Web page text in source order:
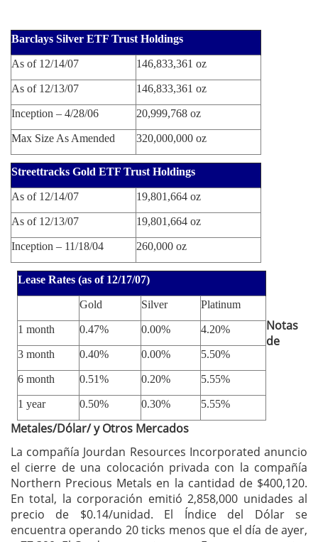
Barclays Silver ETF Trust Holdings
As of 12/14/07 146,833,361 oz
As of 12/13/07 146,833,361 oz
Inception – 4/28/06 20,999,768 oz
Max Size As Amended 320,000,000 oz
Streettracks Gold ETF Trust Holdings
As of 12/14/07 19,801,664 oz
As of 12/13/07 19,801,664 oz
Inception – 11/18/04 260,000 oz
Lease Rates (as of 12/17/07)
Gold Silver Platinum
1 month 0.47% 0.00% 4.20%
3 month 0.40% 0.00% 5.50%
6 month 0.51% 0.20% 5.55%
1 year 0.50% 0.30% 5.55%
Notas
de
Metales/Dólar/ y Otros Mercados
La compañía Jourdan Resources Incorporated anuncio
el cierre de una colocación privada con la compañía
Northern Precious Metals en la cantidad de $400,120.
En total, la corporación emitió 2,858,000 unidades al
precio de $0.14/unidad. El Índice del Dólar se
encuentra operando 20 ticks menos que el día de ayer,